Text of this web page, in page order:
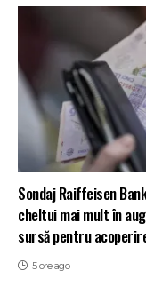
Sondaj Raiffeisen
cheltui mai mult în
sursă pentru
5 ore ago